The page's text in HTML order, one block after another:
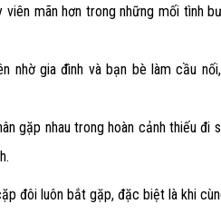
mãn hơn trong những mối tình
nhờ gia đình và bạn bè làm cầu
gặp nhau trong hoàn cảnh thiếu
đôi luôn bắt gặp, đặc biệt là khi